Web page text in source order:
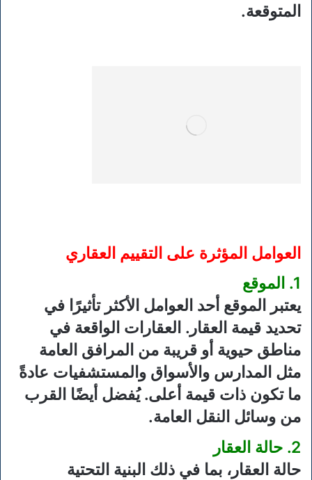
المتوقعة.
العوامل المؤثرة على التقييم العقاري
1. الموقع
يعتبر الموقع أحد العوامل الأكثر تأثيرًا في
تحديد قيمة العقار. العقارات الواقعة في
مناطق حيوية أو قريبة من المرافق العامة
مثل المدارس والأسواق والمستشفيات عادةً
ما تكون ذات قيمة أعلى. يُفضل أيضًا القرب
من وسائل النقل العامة.
2. حالة العقار
حالة العقار، بما في ذلك البنية التحتية